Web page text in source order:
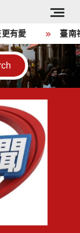
有愛 臺南社